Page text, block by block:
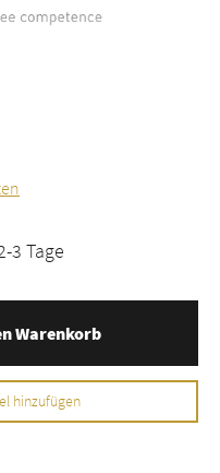
3 Tage
Warenkorb
hinzufügen